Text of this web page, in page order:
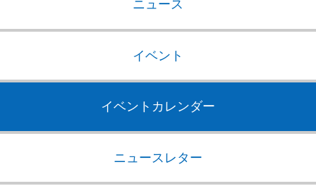
ニュース
イベント
イベントカレンダー
ニュースレター